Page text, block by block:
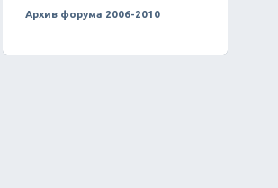
Архив форума 2006-2010